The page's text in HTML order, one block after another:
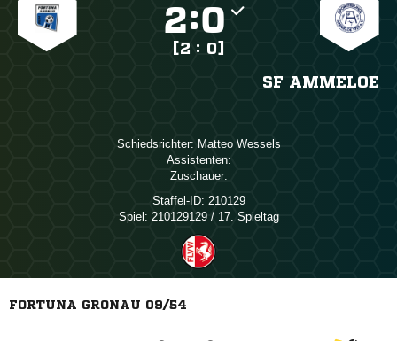
:
[2 : 0]
SF AMMELOE
Schiedsrichter:  
Assistenten:
Zuschauer:
Staffel-ID: 210129
Spiel: 210129129 / 17. Spieltag
FORTUNA GRONAU 09/54